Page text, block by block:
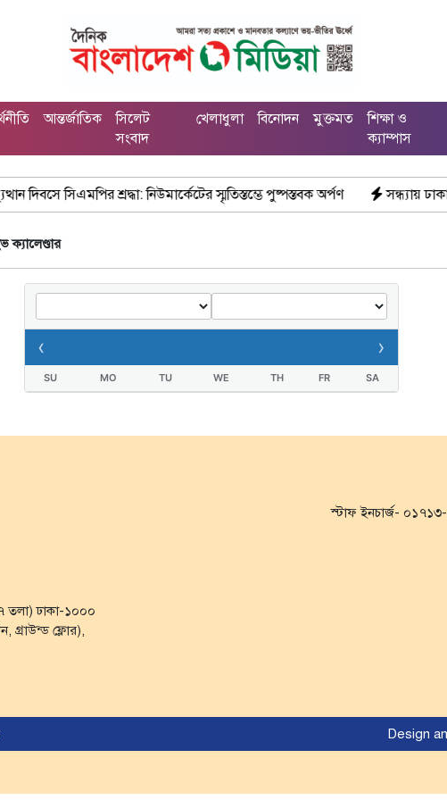
আন্তর্জাতিক
সিলেট
সংবাদ
খেলাধুলা বিনোদন মুক্তমত
শিক্ষা ও
ক্যাম্পাস
সিএমপির শ্রদ্ধা: নিউমার্কেটের স্মৃতিস্তম্ভে পুষ্পস্তবক অর্পণ সন্ধ্যায়
ক্যালেণ্ডার
‹ ›
SU MO TU WE TH FR SA
তলা) ঢাকা-১০০০
গ্রাউন্ড ফ্লোর),
স্টাফ ইনচার্জ-
Design